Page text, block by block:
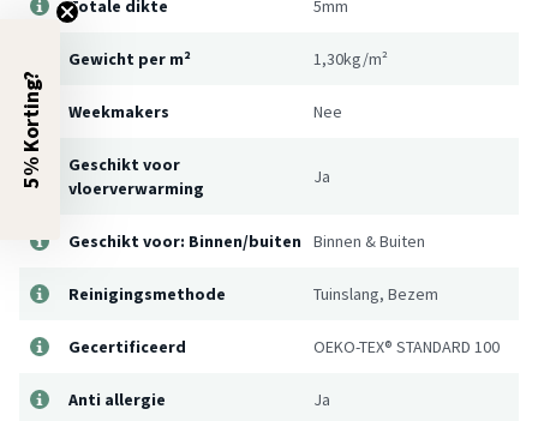
Totale dikte 5mm
Gewicht per m² 1,30kg/m²
Weekmakers Nee
Geschikt voor
vloerverwarming
Ja
Geschikt voor: Binnen/buiten Binnen & Buiten
Reinigingsmethode Tuinslang, Bezem
Gecertificeerd OEKO-TEX® STANDARD 100
Anti allergie Ja
5% Korting?